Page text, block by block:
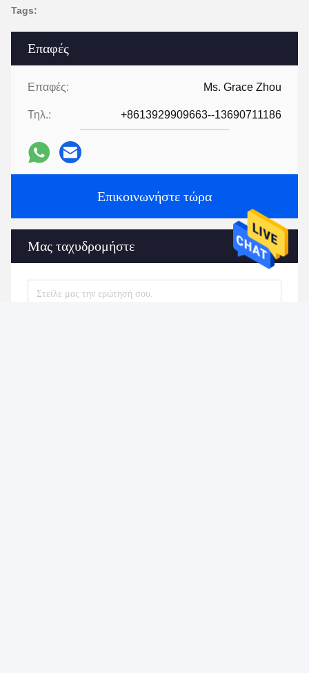
Επαφές
Επαφές: Ms. Grace Zhou
Τηλ.: +8613929909663--13690711186
Επικοινωνήστε τώρα
Μας ταχυδρομήστε
Tags: